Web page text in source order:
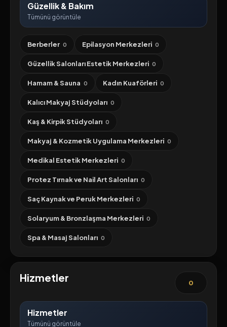
Güzellik & Bakım
Tümünü görüntüle
Berberler 0 Epilasyon Merkezleri 0
Güzellik Salonları Estetik Merkezleri 0
Hamam & Sauna 0 Kadın Kuaförleri 0
Kalıcı Makyaj Stüdyoları 0
Kaş & Kirpik Stüdyoları 0
Makyaj & Kozmetik Uygulama Merkezleri 0
Medikal Estetik Merkezleri 0
Protez Tırnak ve Nail Art Salonları 0
Saç Kaynak ve Peruk Merkezleri 0
Solaryum & Bronzlaşma Merkezleri 0
Spa & Masaj Salonları 0
Hizmetler 0
Hizmetler
Tümünü görüntüle